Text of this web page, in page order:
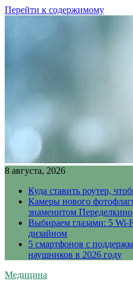
Перейти к содержимому
8 августа, 2026
Куда ставить роутер,
Камеры нового
знаменитом Переделкино
Выбираем глазами: 5 Wi-
дизайном
5 смартфонов с
наушников в 2026 году
Медицина